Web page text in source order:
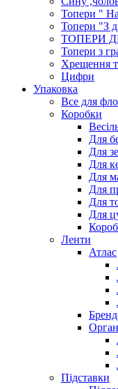
Топери "
Топери "З
ТОПЕРИ
Топери з
Хрещення
Цифри
Упаковка
Все для
Коробки
Для
Для
Для
Для
Для
Для
Для
Ленти
Атлас
Підставки